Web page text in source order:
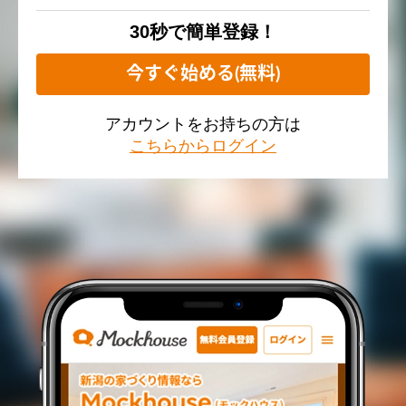
30秒で簡単登録！
今すぐ始める(無料)
アカウントをお持ちの方は
こちらからログイン